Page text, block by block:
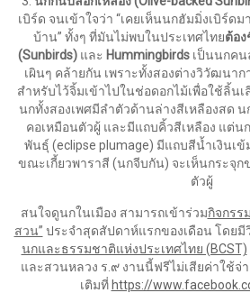
เบิร์ด จนเข้าใจว่า “เคยเห็นนกฮัมมิ่งเบิร์
บ้าน” ทั้งๆ ที่มันไม่พบในประเทศไทยต้อ
(Sunbirds) และ Hummingbirds เป็นนกค
เผินๆ คล้ายกัน เพราะทั้งสองต่างวิวัฒนาก
สำหรับไว้จิ้มเข้าไปในช่อดอกไม้เพื่อใช้ลิ้น
นกทั้งสองเพศมีลำตัวด้านล่างสีเหลืองสด น
คอเหมือนตัวผู้ และมีแถบคิ้วสีเหลือง แต่
พันธุ์ (eclipse plumage) มีแถบสีน้ำเงินเ
ขณะเกี้ยวพาราสี (นกจีบกัน) จะเห็นกระจุ
ตัวผู้
สนใจดูนกในเมือง สามารถเข้าร่วมกิจกรร
สวน” ประจำสุดสัปดาห์แรกของเดือน โดยมี
นกและธรรมชาติแห่งประเทศไทย (BCST)
และสวนหลวง ร.๙ งานนี้ฟรีไม่เสียค่าใช้จ่า
เติมที่ https://